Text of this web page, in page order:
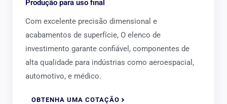
Produção para uso final
Com excelente precisão dimensional e
acabamentos de superfície, O elenco de
investimento garante confiável, componentes de
alta qualidade para indústrias como aeroespacial,
automotivo, e médico.
OBTENHA UMA COTAÇÃO